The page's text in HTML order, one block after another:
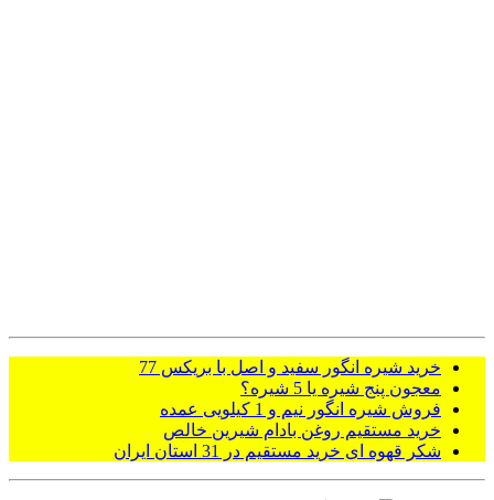
خرید شیره انگور سفید و اصل با بریکس 77
معجون پنج شیره یا 5 شیره؟
فروش شیره انگور نیم و 1 کیلویی عمده
خرید مستقیم روغن بادام شیرین خالص
شکر قهوه ای خرید مستقیم در 31 استان ایران